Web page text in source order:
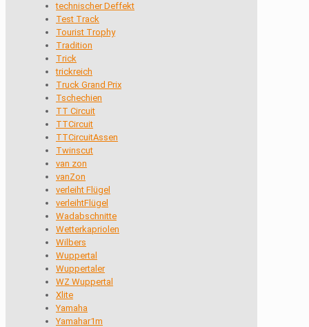
technischer Deffekt
Test Track
Tourist Trophy
Tradition
Trick
trickreich
Truck Grand Prix
Tschechien
TT Circuit
TTCircuit
TTCircuitAssen
Twinscut
van zon
vanZon
verleiht Flügel
verleihtFlügel
Wadabschnitte
Wetterkapriolen
Wilbers
Wuppertal
Wuppertaler
WZ Wuppertal
Xlite
Yamaha
Yamahar1m